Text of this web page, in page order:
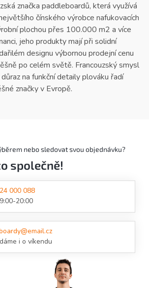
značka paddleboardů, která využívá
čínského výrobce nafukovacích
plochou přes 100.000 m2 a více
jeho produkty mají při solidní
designu výbornou prodejní cenu
po celém světě. Francouzský smysl
na funkční detaily plováku řadí
značky v Evropě.
nebo sledovat svou objednávku?
společně!
000 088
20:00
i o víkendu